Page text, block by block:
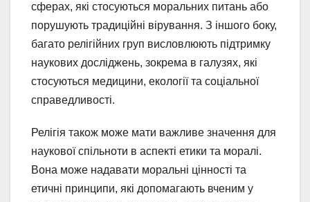
сферах, які стосуються моральних питань або
порушують традиційні вірування. З іншого боку,
багато релігійних груп висловлюють підтримку
наукових досліджень, зокрема в галузях, які
стосуються медицини, екології та соціальної
справедливості.
Релігія також може мати важливе значення для
наукової спільноти в аспекті етики та моралі.
Вона може надавати моральні цінності та
етичні принципи, які допомагають вченим у